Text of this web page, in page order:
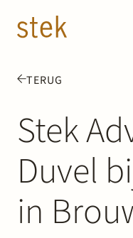
TERUG
Stek
Duvel
in
Mensen
Expertise
Over ons
Track record